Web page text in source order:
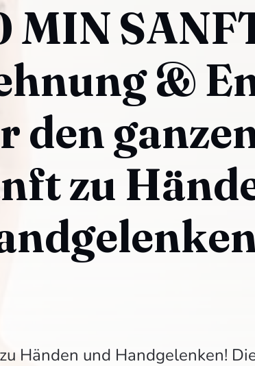
MIN
&
den
zu
Händen und Handgelenken!